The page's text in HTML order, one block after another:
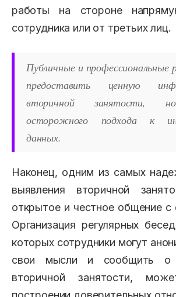
работы на стороне
сотрудника или от третьих лиц.
Публичные и профессиональные
предоставить ценную
вторичной занятости,
осторожного подхода к
данных.
Наконец, одним из самых
выявления вторичной
открытое и честное общение с
Организация регулярных
которых сотрудники могут
свои мысли и сообщить о
вторичной занятости,